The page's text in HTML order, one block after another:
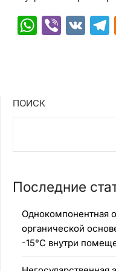
Viber
VK
ПОИСК
Последние
Однокомпонентная
органической
-15°C внутри